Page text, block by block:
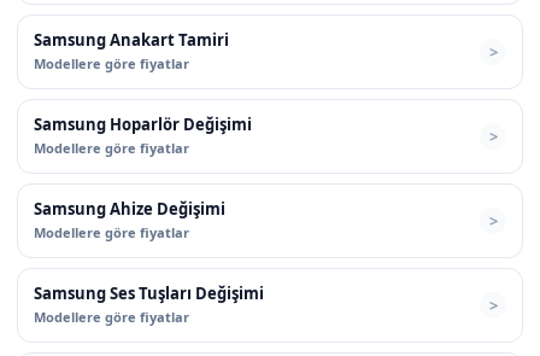
Samsung Anakart Tamiri
Modellere göre fiyatlar
Samsung Hoparlör Değişimi
Modellere göre fiyatlar
Samsung Ahize Değişimi
Modellere göre fiyatlar
Samsung Ses Tuşları Değişimi
Modellere göre fiyatlar